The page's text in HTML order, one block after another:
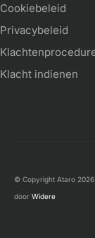
Cookiebeleid
Privacybeleid
Klacht indienen
© Copyright Ataro 2026
door Widere